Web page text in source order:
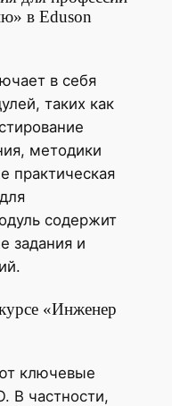
в Eduson
в себя
таких как
методики
практическая
содержит
задания и
«Инженер
ключевые
В частности,